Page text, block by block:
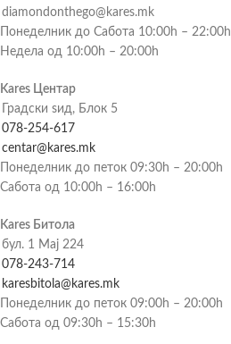
diamondonthego@kares.mk
Понеделник до Сабота 10:00h – 22:00h
Недела од 10:00h – 20:00h
Kares Центар
Градски ѕид, Блок 5
078-254-617
centar@kares.mk
Понеделник до петок 09:30h – 20:00h
Сабота од 10:00h – 16:00h
Kares Битола
бул. 1 Мај 224
078-243-714
karesbitola@kares.mk
Понеделник до петок 09:00h – 20:00h
Сабота од 09:30h – 15:30h